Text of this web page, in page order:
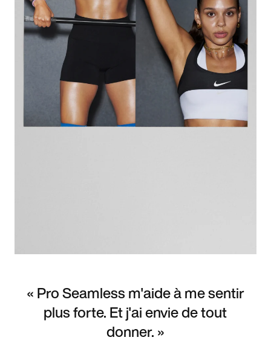
« Pro Seamless m'aide à me sentir
plus forte. Et j'ai envie de tout
donner. »